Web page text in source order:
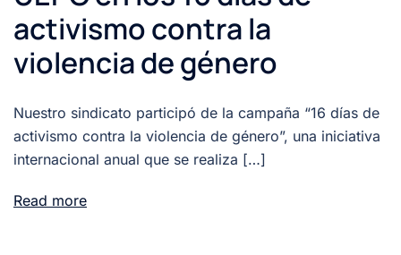
activismo contra la
violencia de género
Nuestro sindicato participó de la campaña “16 días de
activismo contra la violencia de género”, una iniciativa
internacional anual que se realiza […]
Read more